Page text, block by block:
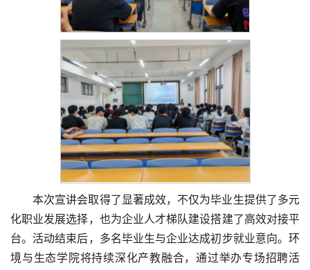
本次宣讲会取得了显著成效，不仅为毕业生提供了多元
化职业发展选择，也为企业人才梯队建设搭建了高效对接平
台。活动结束后，多名毕业生与企业达成初步就业意向。环
境与生态学院将持续深化产教融合，通过举办专场招聘活